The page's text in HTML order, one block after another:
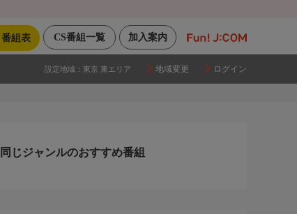
加入案内
CS番組一覧
番組表
設定地域： 東京 東エリア 地域変更 ログイン
同じジャンルのおすすめ番組